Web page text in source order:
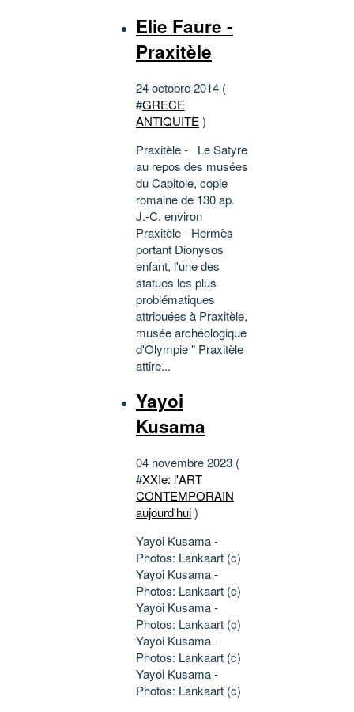
Elie Faure -
Praxitèle
24 octobre 2014 (
#GRECE
ANTIQUITE )
Praxitèle - Le Satyre
au repos des musées
du Capitole, copie
romaine de 130 ap.
J.-C. environ
Praxitèle - Hermès
portant Dionysos
enfant, l'une des
statues les plus
problématiques
attribuées à Praxitèle,
musée archéologique
d'Olympie " Praxitèle
attire...
Yayoi
Kusama
04 novembre 2023 (
#XXIe: l'ART
CONTEMPORAIN
aujourd'hui)
Yayoi Kusama -
Photos: Lankaart (c)
Yayoi Kusama -
Photos: Lankaart (c)
Yayoi Kusama -
Photos: Lankaart (c)
Yayoi Kusama -
Photos: Lankaart (c)
Yayoi Kusama -
Photos: Lankaart (c)